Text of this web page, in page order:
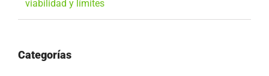
viabilidad y límites
Categorías